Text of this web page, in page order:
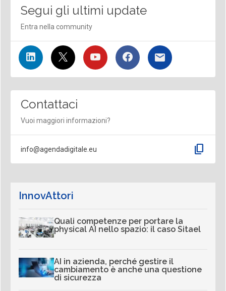
Segui gli ultimi update
Entra nella community
Contattaci
Vuoi maggiori informazioni?
info@agendadigitale.eu content_copy
InnovAttori
Quali competenze per portare la
physical AI nello spazio: il caso Sitael
AI in azienda, perché gestire il
cambiamento è anche una questione
di sicurezza